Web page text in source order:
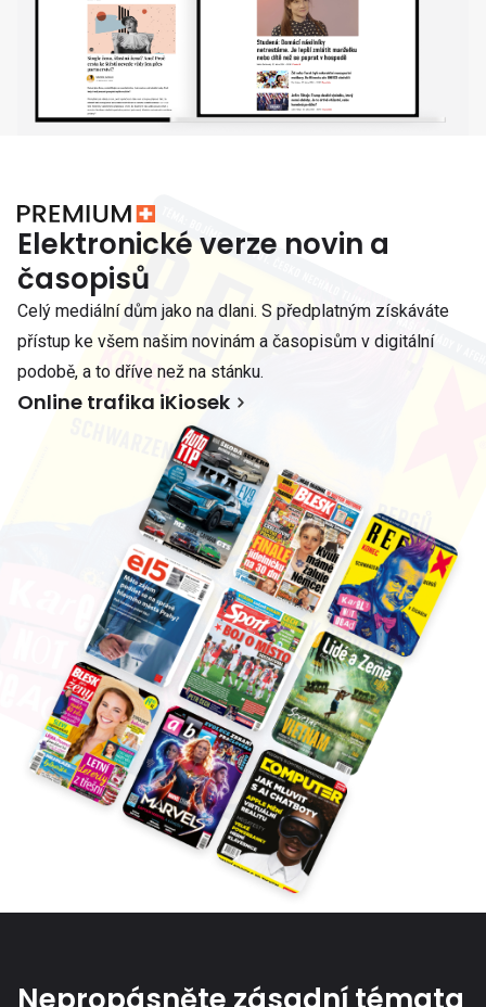
Elektronické verze novin a
časopisů
Celý mediální dům jako na dlani. S předplatným získáváte
přístup ke všem našim novinám a časopisům v digitální
podobě, a to dříve než na stánku.
Online trafika iKiosek